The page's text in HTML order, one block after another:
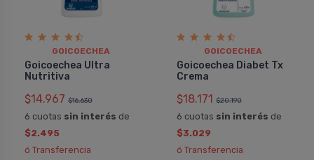
GOICOECHEA
Goicoechea Ultra
Nutritiva
$14.967 $16.630
6 cuotas sin interés de
$2.495
ó Transferencia
GOICOECHEA
Goicoechea Diabet Tx
Crema
$18.171 $20.190
6 cuotas sin interés de
$3.029
ó Transferencia